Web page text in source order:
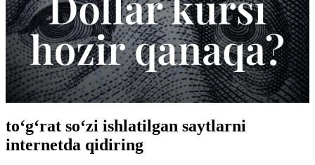
to‘g‘rat so‘zi ishlatilgan saytlarni
internetda qidiring